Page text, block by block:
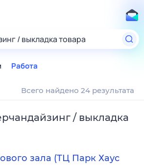
/ выкладка товара
Работа
Всего найдено 24 результата
/ выкладка
зала (ТЦ Парк Хаус